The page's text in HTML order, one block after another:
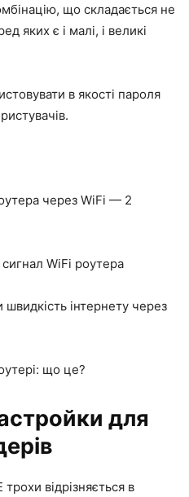
що складається не
яких є і малі, і великі
в якості пароля
через WiFi — 2
WiFi роутера
інтернету через
що це?
для
відрізняється в